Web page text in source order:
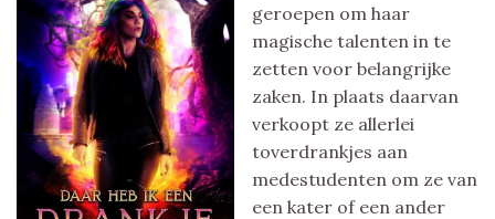
geroepen om haar
magische talenten in te
zetten voor belangrijke
zaken. In plaats daarvan
verkoopt ze allerlei
toverdrankjes aan
medestudenten om ze van
een kater of een ander